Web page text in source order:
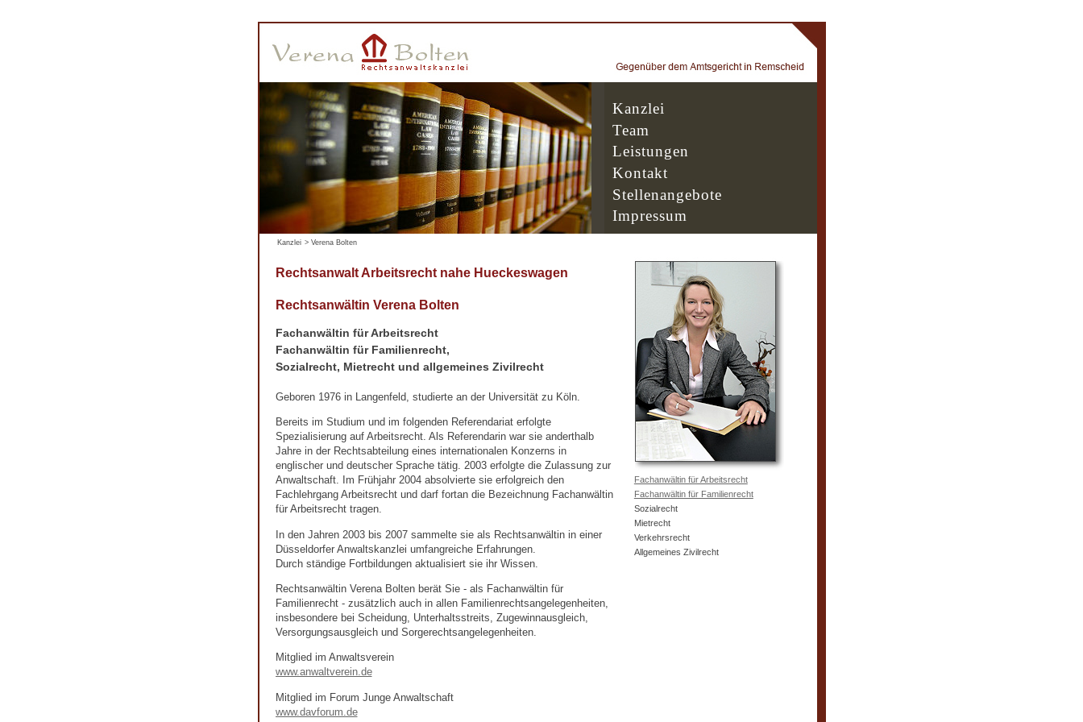
Kanzlei
Team
Leistungen
Kontakt
Stellenangebote
Impressum
Kanzlei > Verena Bolten
Rechtsanwalt Arbeitsrecht nahe Hueckeswagen
Rechtsanwältin Verena Bolten
Fachanwältin für Arbeitsrecht
Fachanwältin für Familienrecht,
Sozialrecht, Mietrecht und allgemeines Zivilrecht
Geboren 1976 in Langenfeld, studierte an der Universität zu Köln.
Bereits im Studium und im folgenden Referendariat erfolgte
Spezialisierung auf Arbeitsrecht. Als Referendarin war sie anderthalb
Jahre in der Rechtsabteilung eines internationalen Konzerns in
englischer und deutscher Sprache tätig. 2003 erfolgte die Zulassung zur
Anwaltschaft. Im Frühjahr 2004 absolvierte sie erfolgreich den
Fachlehrgang Arbeitsrecht und darf fortan die Bezeichnung Fachanwältin
für Arbeitsrecht tragen.
In den Jahren 2003 bis 2007 sammelte sie als Rechtsanwältin in einer
Düsseldorfer Anwaltskanzlei umfangreiche Erfahrungen.
Durch ständige Fortbildungen aktualisiert sie ihr Wissen.
Rechtsanwältin Verena Bolten berät Sie - als Fachanwältin für
Familienrecht - zusätzlich auch in allen Familienrechtsangelegenheiten,
insbesondere bei Scheidung, Unterhaltsstreits, Zugewinnausgleich,
Versorgungsausgleich und Sorgerechtsangelegenheiten.
Mitglied im Anwaltsverein
www.anwaltverein.de
Mitglied im Forum Junge Anwaltschaft
www.davforum.de
Fachanwältin für Arbeitsrecht
Fachanwältin für Familienrecht
Sozialrecht
Mietrecht
Verkehrsrecht
Allgemeines Zivilrecht